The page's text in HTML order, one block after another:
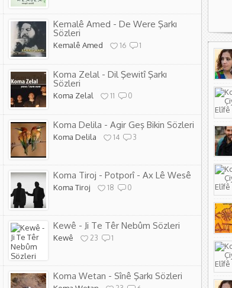
Kemalê Amed - De Were Şarkı
Sözleri
Kemalê Amed 16 1
Koma Zelal - Dil Şewitî Şarkı
Sözleri
Koma Zelal 11 0
Koma Delila - Agir Geş Bikin Sözleri
Koma Delila 14 3
Koma Tiroj - Potporî - Ax Lê Wesê
Koma Tiroj 18 0
Kewê - Ji Te Têr Nebûm Sözleri
Kewê 23 1
Koma Wetan - Sînê Şarkı Sözleri